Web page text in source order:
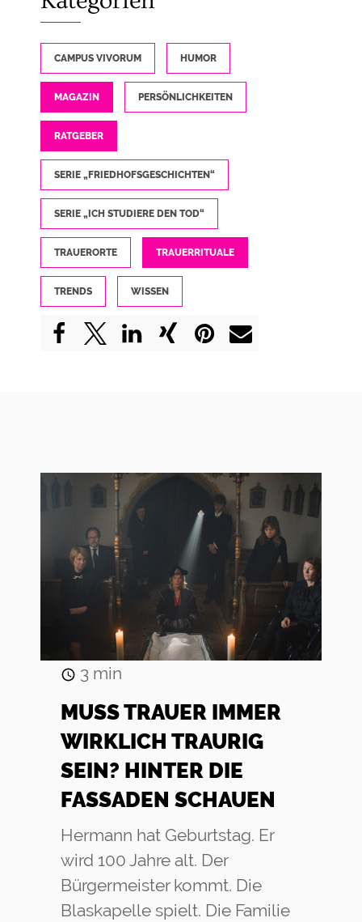
CAMPUS VIVORUM HUMOR
MAGAZIN PERSÖNLICHKEITEN
RATGEBER
SERIE „FRIEDHOFSGESCHICHTEN“
SERIE „ICH STUDIERE DEN TOD“
TRAUERORTE TRAUERRITUALE
TRENDS WISSEN
3 min
MUSS TRAUER IMMER
WIRKLICH TRAURIG
SEIN? HINTER DIE
FASSADEN SCHAUEN
Hermann hat Geburtstag. Er
wird 100 Jahre alt. Der
Bürgermeister kommt. Die
Blaskapelle spielt. Die Familie